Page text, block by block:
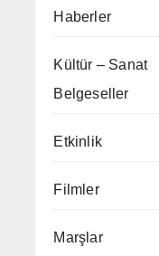
Haberler
Kültür – Sanat
Belgeseller
Etkinlik
Filmler
Marşlar